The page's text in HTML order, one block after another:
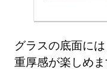
グラスの底面に
重厚感が楽しめま